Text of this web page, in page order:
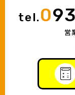
tel.0
営